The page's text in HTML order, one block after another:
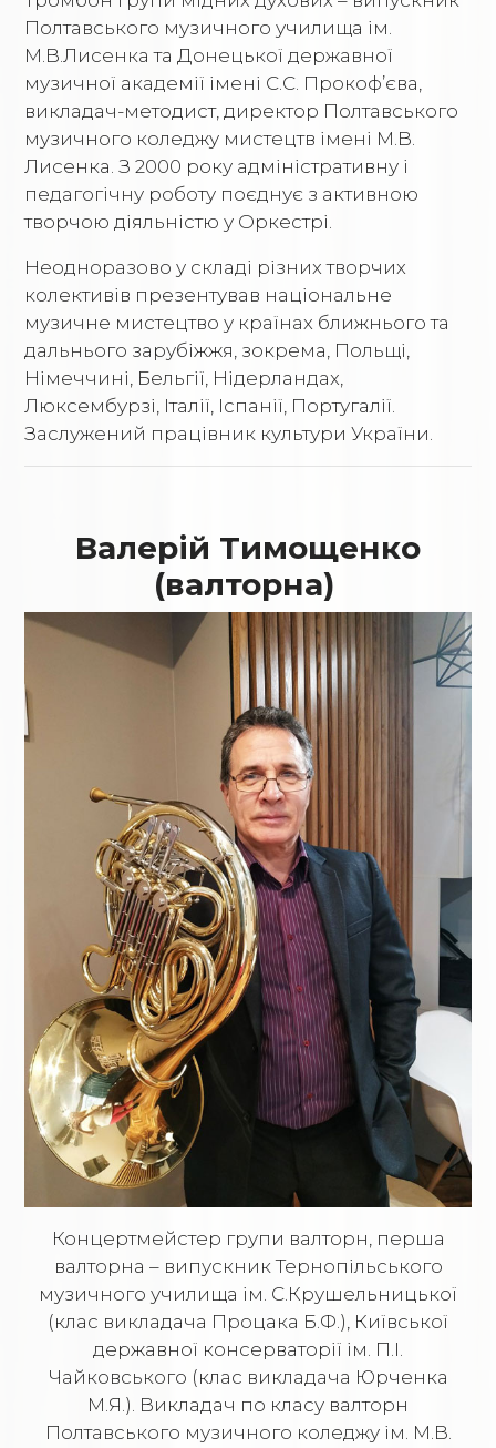
Полтавського музичного училища ім.
М.В.Лисенка та Донецької державної
музичної академії імені С.С. Прокоф’єва,
викладач-методист, директор Полтавського
музичного коледжу мистецтв імені М.В.
Лисенка. З 2000 року адміністративну і
педагогічну роботу поєднує з активною
творчою діяльністю у Оркестрі.
Неодноразово у складі різних творчих
колективів презентував національне
музичне мистецтво у країнах ближнього та
дальнього зарубіжжя, зокрема, Польщі,
Німеччині, Бельгії, Нідерландах,
Люксембурзі, Італії, Іспанії, Португалії.
Заслужений працівник культури України.
Валерій Тимощенко
(валторна)
Концертмейстер групи валторн, перша
валторна – випускник Тернопільського
музичного училища ім. С.Крушельницької
(клас викладача Процака Б.Ф.), Київської
державної консерваторії ім. П.І.
Чайковського (клас викладача Юрченка
М.Я.). Викладач по класу валторн
Полтавського музичного коледжу ім. М.В.